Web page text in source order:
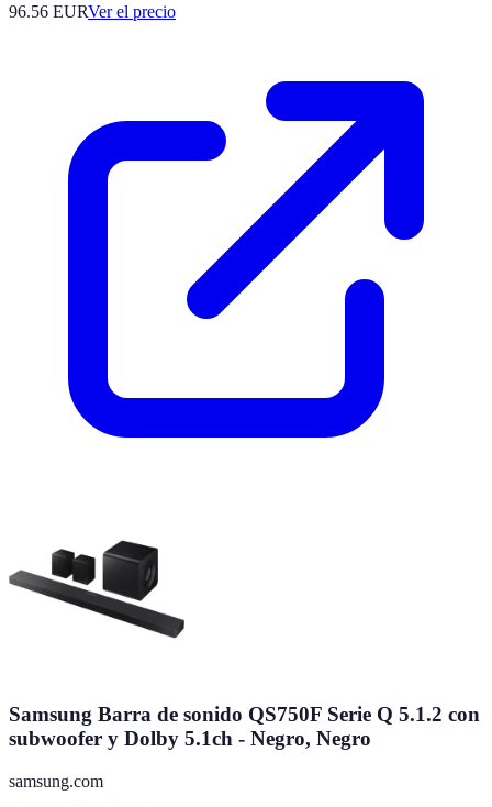
96.56 EURVer el precio
Samsung Barra de sonido QS750F Serie Q 5.1.2 con
subwoofer y Dolby 5.1ch - Negro, Negro
samsung.com